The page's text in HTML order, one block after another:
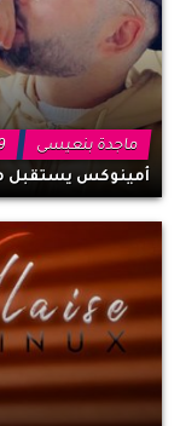
ماجدة بنعيسى
أمينوكس يستقبل